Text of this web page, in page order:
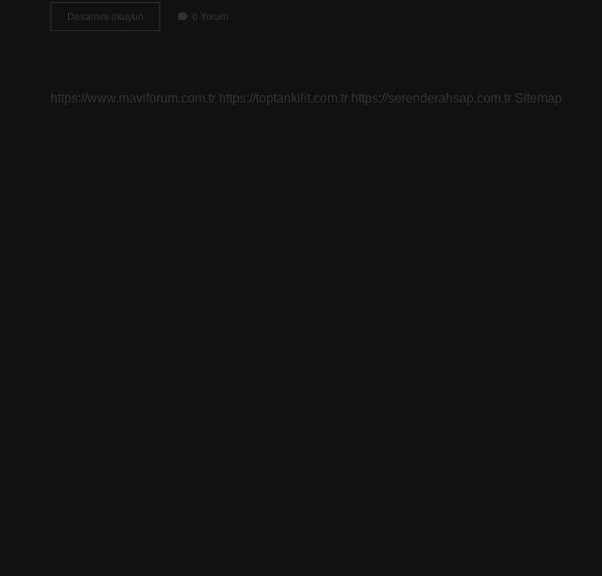
Devamını okuyun
Grubu
6 Yorum
https://www.maviforum.com.tr https://toptankilit.com.tr https://serenderahsap.com.tr Sitemap